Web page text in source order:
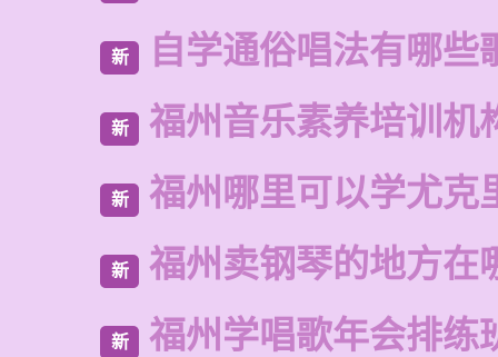
新 自学通俗唱法有哪些
新 福州音乐素养培训机
新 福州哪里可以学尤克
新 福州卖钢琴的地方在
新 福州学唱歌年会排练